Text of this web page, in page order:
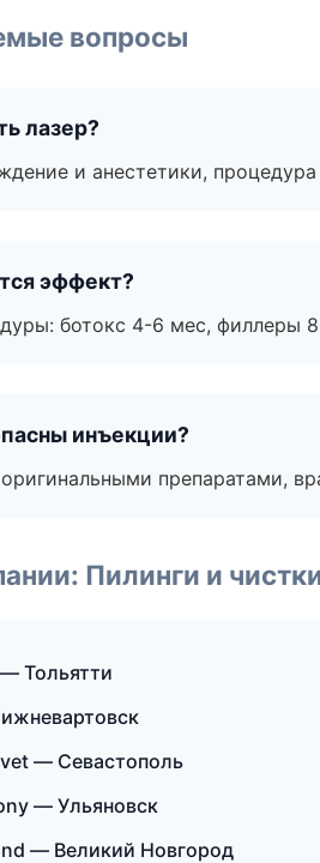
вопросы
лазер?
и анестетики,
эффект?
ботокс 4-6 мес, филлеры
инъекции?
препаратами,
Пилинги и
Тольятти
— Севастополь
— Ульяновск
— Великий Новгород